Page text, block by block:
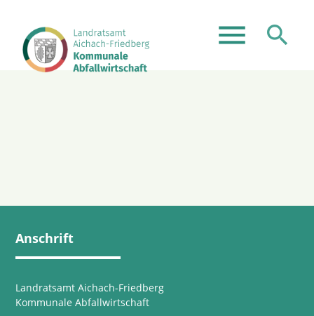
menu search
Anschrift
Landratsamt Aichach-Friedberg
Kommunale Abfallwirtschaft